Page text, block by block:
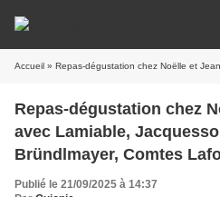
Accueil » Repas-dégustation chez Noëlle et Jean-Claude avec
Repas-dégustation chez
avec Lamiable,
Bründlmayer, Comtes
Publié le 21/09/2025 à 14:37